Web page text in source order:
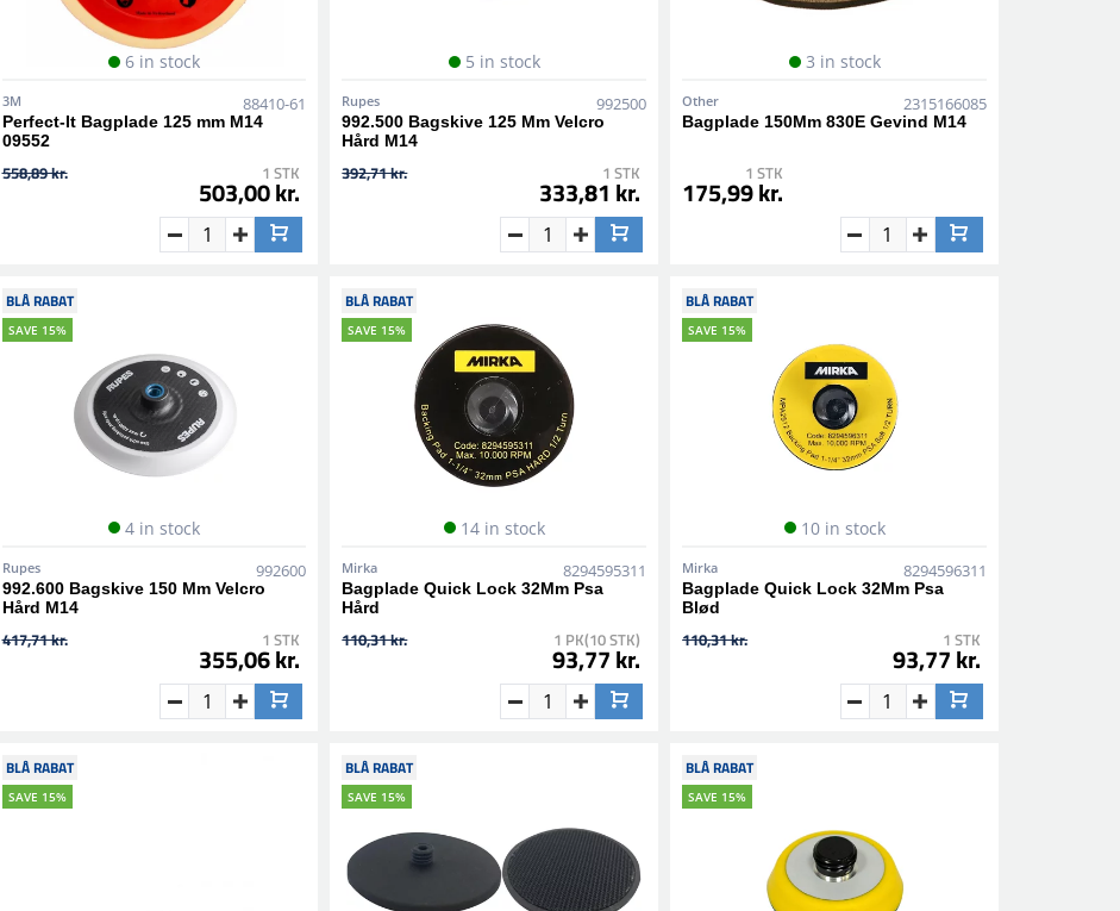
6 in stock
3M 88410-61
Perfect-It Bagplade 125 mm M14
09552
558,89 kr. 1 STK
503,00 kr.
5 in stock
Rupes 992500
992.500 Bagskive 125 Mm Velcro
Hård M14
392,71 kr. 1 STK
333,81 kr.
3 in stock
Other 2315166085
Bagplade 150Mm 830E Gevind M14
1 STK
175,99 kr.
BLÅ RABAT
SAVE 15%
4 in stock
Rupes 992600
992.600 Bagskive 150 Mm Velcro
Hård M14
417,71 kr. 1 STK
355,06 kr.
BLÅ RABAT
SAVE 15%
14 in stock
Mirka 8294595311
Bagplade Quick Lock 32Mm Psa
Hård
110,31 kr. 1 PK(10 STK)
93,77 kr.
BLÅ RABAT
SAVE 15%
10 in stock
Mirka 8294596311
Bagplade Quick Lock 32Mm Psa
Blød
110,31 kr. 1 STK
93,77 kr.
BLÅ RABAT
SAVE 15%
BLÅ RABAT
SAVE 15%
BLÅ RABAT
SAVE 15%